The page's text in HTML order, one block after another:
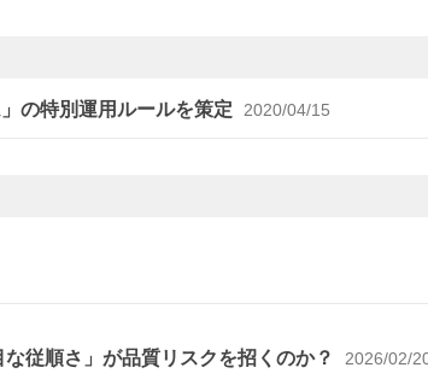
の特別運用ルールを策定 2020/04/15
従順さ」が品質リスクを招くのか？
2026/02/